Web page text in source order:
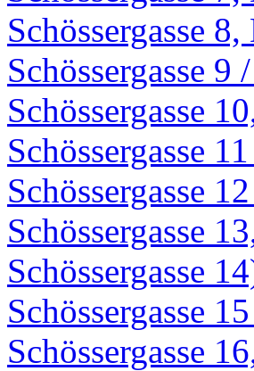
Schössergasse 8,
Schössergasse 9
Schössergasse
Schössergasse
Schössergasse
Schössergasse
Schössergasse
Schössergasse
Schössergasse